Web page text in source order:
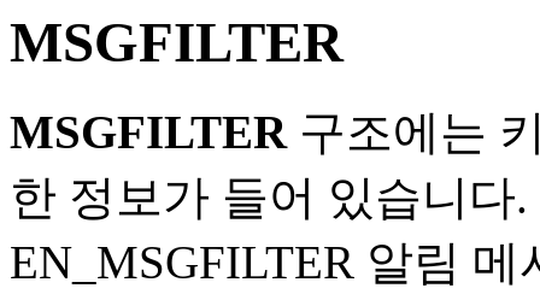
MSGFILTER
MSGFILTER구조에는
한 정보가 들어 있습니다
EN_MSGFILTER 알림